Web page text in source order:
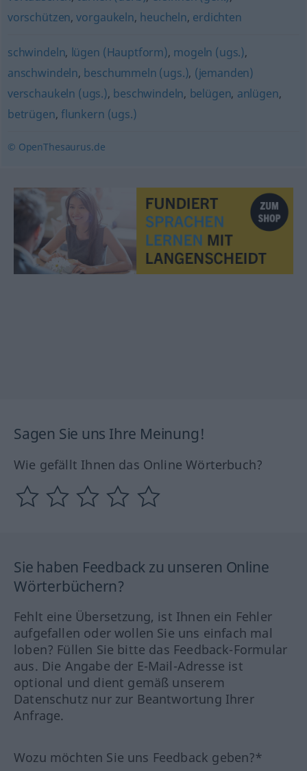
vorschützen,vorgaukeln, heucheln, erdichten
schwindeln, lügen (Hauptform), mogeln (ugs.),
anschwindeln, beschummeln (ugs.), (jemanden)
verschaukeln (ugs.), beschwindeln, belügen, anlügen,
betrügen, flunkern (ugs.)
© OpenThesaurus.de
Sagen Sie uns Ihre Meinung!
Wie gefällt Ihnen das Online Wörterbuch?
Sie haben Feedback zu unseren Online
Wörterbüchern?
Fehlt eine Übersetzung, ist Ihnen ein Fehler
aufgefallen oder wollen Sie uns einfach mal
loben? Füllen Sie bitte das Feedback-Formular
aus. Die Angabe der E-Mail-Adresse ist
optional und dient gemäß unserem
Datenschutz nur zur Beantwortung Ihrer
Anfrage.
Wozu möchten Sie uns Feedback geben?*